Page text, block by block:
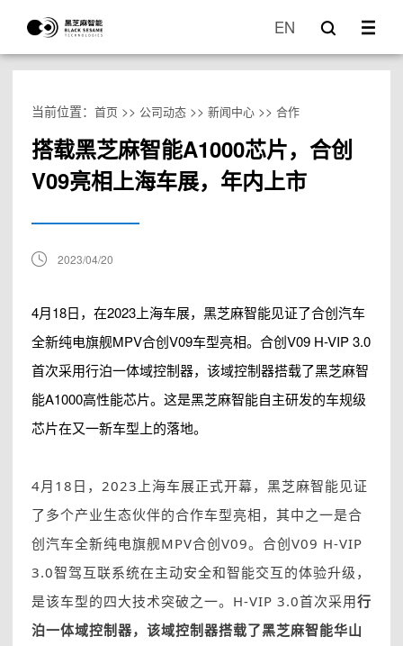
EN
当前位置： 首页 >> 公司动态>> 新闻中心>> 合作
搭载黑芝麻智能A1000芯片，合创
V09亮相上海车展，年内上市
2023/04/20
4月18日，在2023上海车展，黑芝麻智能见证了合创汽车
全新纯电旗舰MPV合创V09车型亮相。合创V09 H-VIP 3.0
首次采用行泊一体域控制器，该域控制器搭载了黑芝麻智
能A1000高性能芯片。这是黑芝麻智能自主研发的车规级
芯片在又一新车型上的落地。
4月18日，2023上海车展正式开幕，黑芝麻智能见证
了多个产业生态伙伴的合作车型亮相，其中之一是合
创汽车全新纯电旗舰MPV合创V09。合创V09 H-VIP
3.0智驾互联系统在主动安全和智能交互的体验升级，
是该车型的四大技术突破之一。H-VIP 3.0首次采用行
泊一体域控制器，该域控制器搭载了黑芝麻智能华山